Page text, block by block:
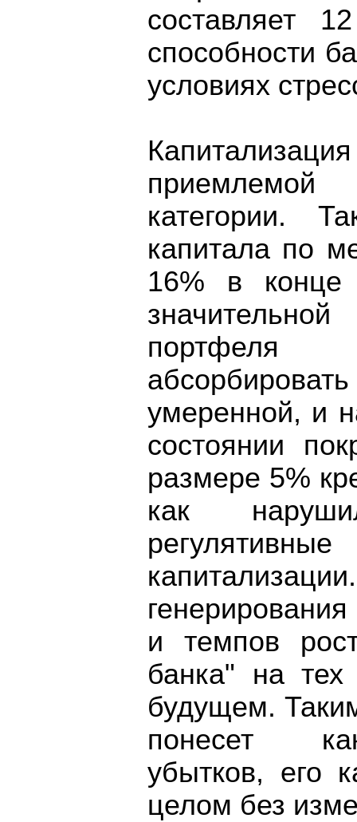
составляет
способности
условиях
категории.
капитала по
16% в
значительной
портфеля
умеренной, и
состоянии
размере 5%
как
и темпов
банка" на
будущем.
понесет
убытков, его
целом без